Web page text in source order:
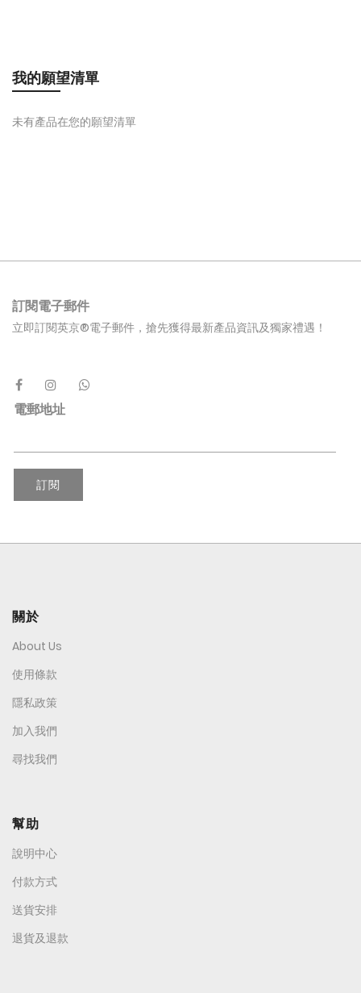
我的願望清單
未有產品在您的願望清單
訂閱電子郵件
立即訂閱英京®電子郵件，搶先獲得最新產品資訊及獨家禮遇！
電郵地址
訂閱
關於
About Us
使用條款
隱私政策
加入我們
尋找我們
幫助
說明中心
付款方式
送貨安排
退貨及退款